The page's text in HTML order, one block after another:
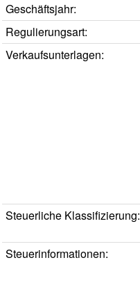
Geschäftsjahr:
Regulierungsart:
Verkaufsunterlagen:
Steuerliche Klassifizierung:
Steuerinformationen: